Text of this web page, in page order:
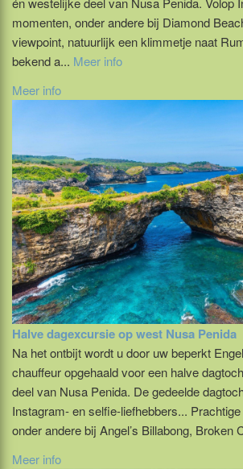
momenten, onder andere bij Diamond
viewpoint, natuurlijk een klimmetje naat
bekend a... Meer info
Meer info
Halve dagexcursie op west Nusa Penida
Na het ontbijt wordt u door uw beperkt
chauffeur opgehaald voor een halve
deel van Nusa Penida. De gedeelde
Instagram- en selfie-liefhebbers...
onder andere bij Angel’s Billabong, Broken
Meer info